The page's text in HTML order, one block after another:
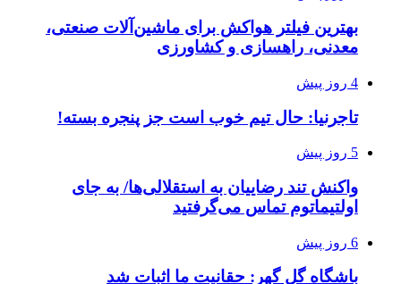
بهترین فیلتر هواکش برای ماشین‌آلات صنعتی،
معدنی، راهسازی و کشاورزی
4 روز پیش
تاجرنیا: حال تیم خوب است جز پنجره بسته!
5 روز پیش
واکنش تند رضاییان به استقلالی‌ها/ به جای
اولتیماتوم تماس می‌گرفتید
6 روز پیش
باشگاه گل گهر: حقانیت ما اثبات شد